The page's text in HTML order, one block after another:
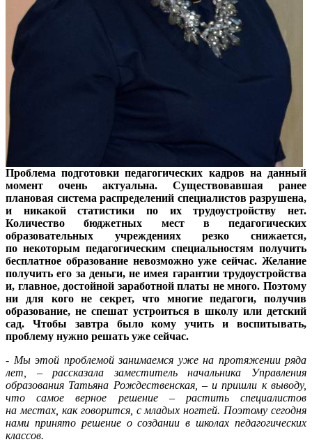
Проблема подготовки педагогических кадров на данный
момент очень актуальна. Существовавшая ранее
плановая система распределений специалистов разрушена,
и никакой статистики по их трудоустройству нет.
Количество бюджетных мест в педагогических
образовательных учреждениях резко снижается,
по некоторым педагогическим специальностям получить
бесплатное образование невозможно уже сейчас. Желание
получить его за деньги, не имея гарантии трудоустройства
и, главное, достойной заработной платы не много. Поэтому
ни для кого не секрет, что многие педагоги, получив
образование, не спешат устроиться в школу или детский
сад. Чтобы завтра было кому учить и воспитывать,
проблему нужно решать уже сейчас.
- Мы этой проблемой занимаемся уже на протяжении ряда
лет, – рассказала заместитель начальника Управления
образования Татьяна Рождественская, – и пришли к выводу,
что самое верное решение – растить специалистов
на местах, как говорится, с младых ногтей. Поэтому сегодня
нами принято решение о создании в школах педагогических
классов.